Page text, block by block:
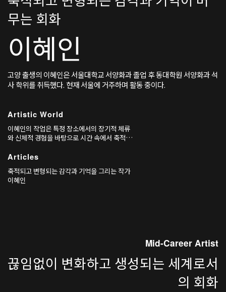
무는 회화
이혜인
고양 출생의 이혜인은 서울대학교 서양화과 졸업 후 동대학원 서양화과 석
사 학위를 취득했다. 현재 서울에 거주하며 활동 중이다.
Artistic World
이혜인의 작업은 특정 장소에서의 장기적 체류
와 신체적 경험을 바탕으로 시간 속에서 축적되
작업에서 작가는 자전적 기억에 근거한 풍경을
(2008)과 〈비정한 세계〉(2008) 같은 작품들
은 지역개발에 의한 환경의 급진적 변화를 목도
Articles
축적되고 변형되는 감각과 기억을 그리는 작가
이혜인
Mid-Career Artist
끊임없이 변화하고 생성되는 세계로서
의 회화